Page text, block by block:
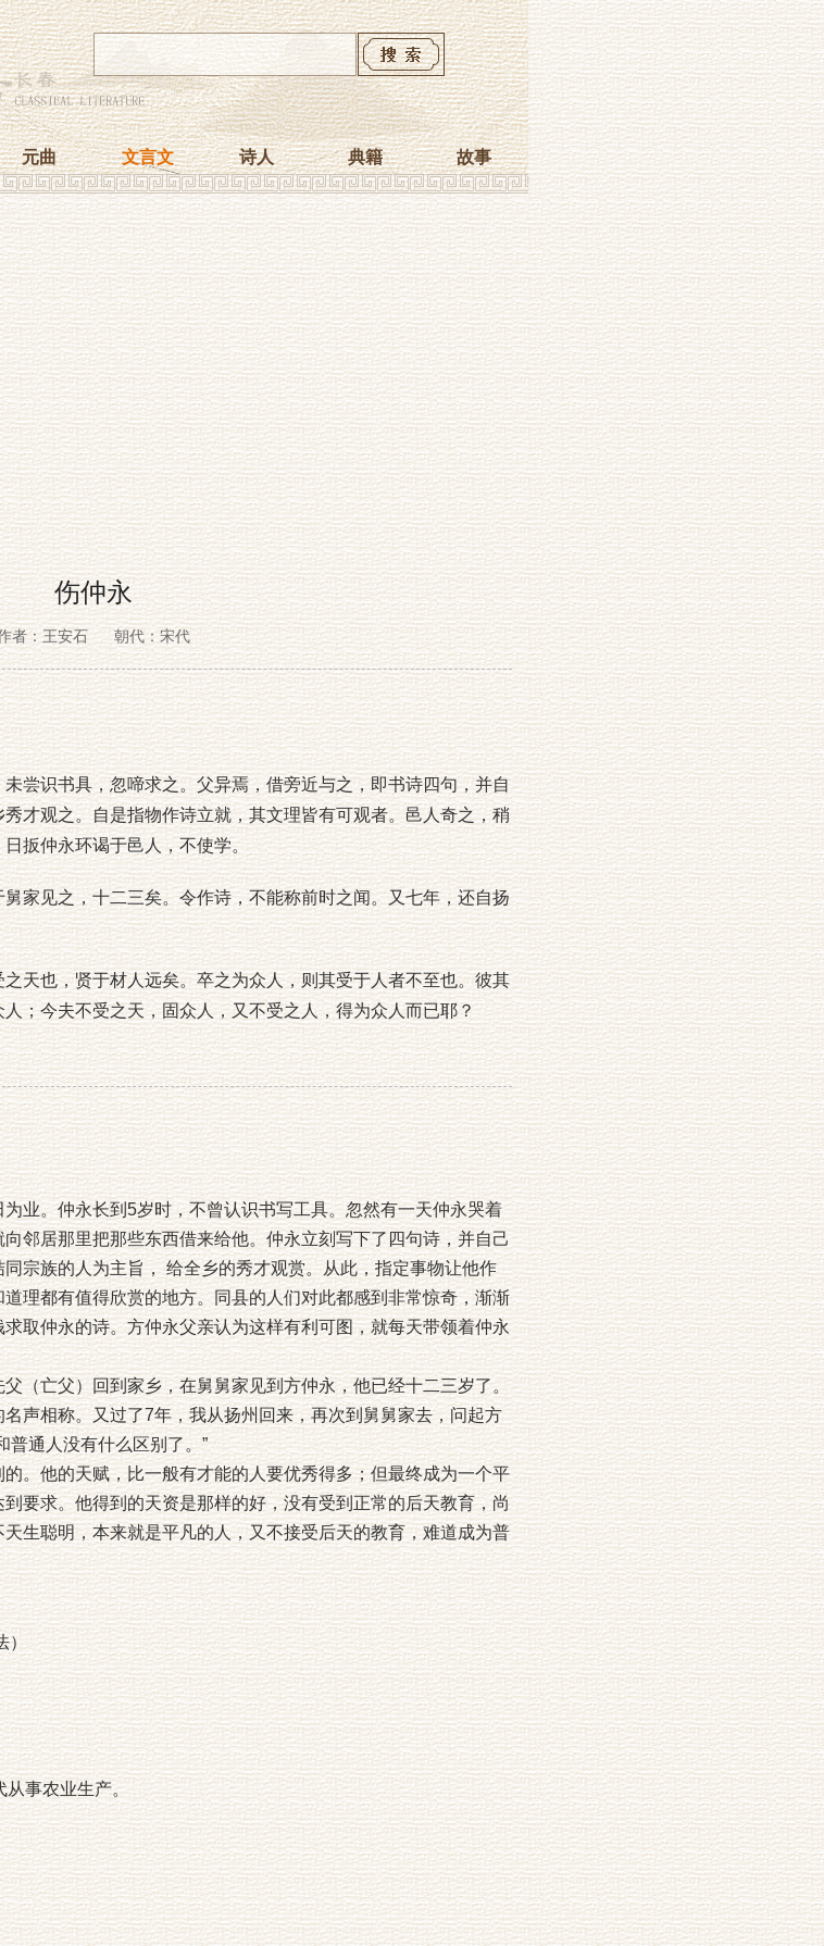
元曲 文言文 诗人 典籍 故事
伤仲永
者：王安石 朝代：宋代
识书具，忽啼求之。父异焉，借旁近与之，即书诗四句，并自
才观之。自是指物作诗立就，其文理皆有可观者。邑人奇之，稍
扳仲永环谒于邑人，不使学。
见之，十二三矣。令作诗，不能称前时之闻。又七年，还自扬
也，贤于材人远矣。卒之为众人，则其受于人者不至也。彼其
；今夫不受之天，固众人，又不受之人，得为众人而已耶？
业。仲永长到5岁时，不曾认识书写工具。忽然有一天仲永哭着
邻居那里把那些东西借来给他。仲永立刻写下了四句诗，并自己
宗族的人为主旨， 给全乡的秀才观赏。从此，指定事物让他作
理都有值得欣赏的地方。同县的人们对此都感到非常惊奇，渐渐
取仲永的诗。方仲永父亲认为这样有利可图，就每天带领着仲永
（亡父）回到家乡，在舅舅家见到方仲永，他已经十二三岁了。
声相称。又过了7年，我从扬州回来，再次到舅舅家去，问起方
普通人没有什么区别了。”
。他的天赋，比一般有才能的人要优秀得多；但最终成为一个平
要求。他得到的天资是那样的好，没有受到正常的后天教育，尚
生聪明，本来就是平凡的人，又不接受后天的教育，难道成为普
事农业生产。